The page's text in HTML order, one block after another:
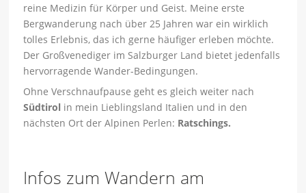
reine Medizin für Körper und Geist. Meine erste
Bergwanderung nach über 25 Jahren war ein wirklich
tolles Erlebnis, das ich gerne häufiger erleben möchte.
Der Großvenediger im Salzburger Land bietet jedenfalls
hervorragende Wander-Bedingungen.
Ohne Verschnaufpause geht es gleich weiter nach
Südtirol in mein Lieblingsland Italien und in den
nächsten Ort der Alpinen Perlen: Ratschings.
Infos zum Wandern am